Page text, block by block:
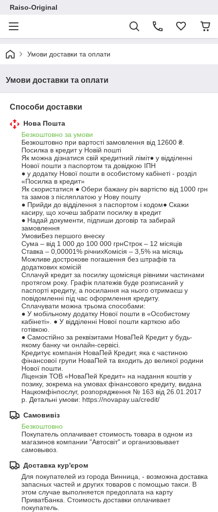
Raiso-Original
Умови доставки та оплати
Умови доставки та оплати
Способи доставки
Нова Пошта
Безкоштовно за умови
Безкоштовно при вартості замовлення від 12600 ₴.
Посилка в кредит у Новій пошті
Як можна дізнатися свій кредитний ліміт● у відділенні
Нової пошти з паспортом та довідкою ІПН
● у додатку Нової пошти в особистому кабінеті - розділ
«Посилка в кредит»
Як скористатися ● Обери бажану річ вартістю від 1000 грн
та замов з післяплатою у Нову пошту
● Прийди до відділення з паспортом і кодом● Скажи
касиру, що хочеш забрати посилку в кредит
● Надай документи, підпиши договір та забирай
замовлення
УмовиБез першого внеску
Сума – від 1 000 до 100 000 грнСтрок – 12 місяців
Ставка – 0,00001% річнихКомісія – 3,5% на місяць
Можливе дострокове погашення без штрафів та
додаткових комісій
Сплачуй кредит за посилку щомісяця рівними частинами
протягом року. Графік платежів буде розписаний у
паспорті кредиту, а посилання на нього отримаєш у
повідомленні під час оформлення кредиту.
Сплачувати можна трьома способами:
● У мобільному додатку Нової пошти в «Особистому
кабінеті». ● У відділенні Нової пошти карткою або
готівкою.
● Самостійно за реквізитами НоваПей Кредит у будь-
якому банку чи онлайн-сервісі.
Кредитує компанія НоваПей Кредит, яка є частиною
фінансової групи НоваПей та входить до великої родини
Нової пошти.
Ліцензія ТОВ «НоваПей Кредит» на надання коштів у
позику, зокрема на умовах фінансового кредиту, видана
Нацкомфінпослуг, розпорядження № 163 від 26.01.2017
р. Детальні умови: https://novapay.ua/credit/
Самовивіз
Безкоштовно
Покупатель оплачивает стоимость товара в одном из
магазинов компании "Автосвіт" и организовывает
самовывоз.
Доставка кур'єром
Для покупателей из города Винница, - возможна доставка
запасных частей и других товаров с помощью такси. В
этом случае выполняется предоплата на карту
ПриватБанка. Стоимость доставки оплачивает
покупатель.